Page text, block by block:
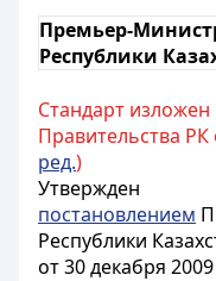
Премьер-
Республики
Стандарт изложен
Правительства РК
ред.)
Утвержден
постановлением
Республики
от 30 декабря